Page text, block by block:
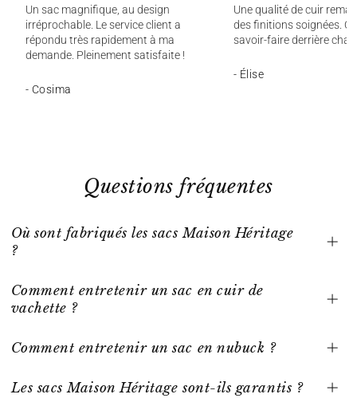
Un sac magnifique, au design
irréprochable. Le service client a
répondu très rapidement à ma
demande. Pleinement satisfaite !
- Cosima
Une qualité de cuir
des finitions soignées.
savoir-faire derrière
- Élise
Questions fréquentes
Où sont fabriqués les sacs Maison Héritage
?
Comment entretenir un sac en cuir de
vachette ?
Comment entretenir un sac en nubuck ?
Les sacs Maison Héritage sont-ils garantis ?